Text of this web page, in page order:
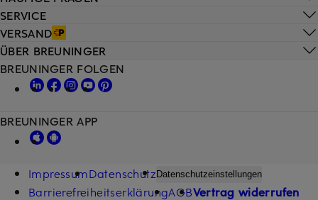
SERVICE
VERSAND
ÜBER BREUNINGER
BREUNINGER FOLGEN
BREUNINGER APP
ImpressumDatenschutz Datenschutzeinstellungen
BarrierefreiheitserklärungAGBVertrag widerrufen